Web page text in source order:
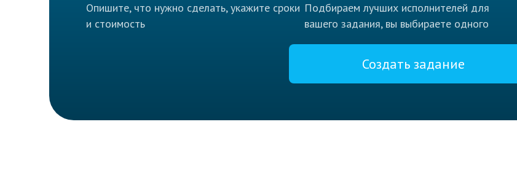
Опишите, что нужно сделать, укажите сроки
и стоимость
Подбираем лучших исполнителей для
вашего задания, вы выбираете одного
Создать задание